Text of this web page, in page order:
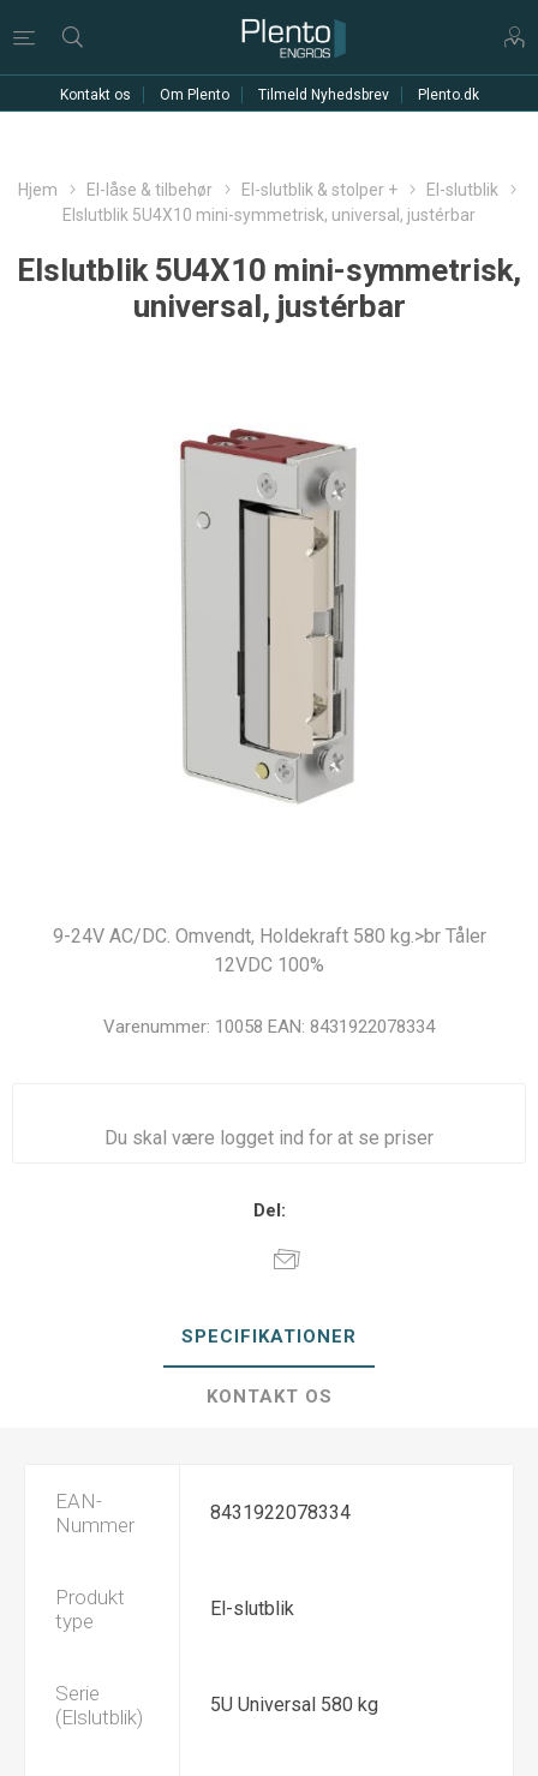
Kontakt os Om Plento Tilmeld Nyhedsbrev Plento.dk
Hjem El-låse & tilbehør El-slutblik & stolper +
El-slutblik
Elslutblik 5U4X10 mini-symmetrisk, universal, justérbar
Elslutblik 5U4X10 mini-symmetrisk,
universal, justérbar
9-24V AC/DC. Omvendt, Holdekraft 580 kg.>br Tåler
12VDC 100%
Varenummer: 10058 EAN: 8431922078334
Du skal være logget ind for at se priser
Del:
SPECIFIKATIONER
KONTAKT OS
EAN-
Nummer
8431922078334
Produkt
type
El-slutblik
Serie
(Elslutblik)
5U Universal 580 kg